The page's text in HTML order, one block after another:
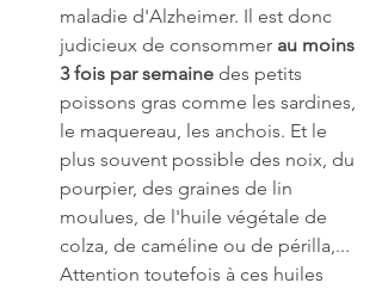
maladie d'Alzheimer. Il est donc
judicieux de consommer au moins
3 fois par semaine des petits
poissons gras comme les sardines,
le maquereau, les anchois. Et le
plus souvent possible des noix, du
pourpier, des graines de lin
moulues, de l'huile végétale de
colza, de caméline ou de périlla,...
Attention toutefois à ces huiles